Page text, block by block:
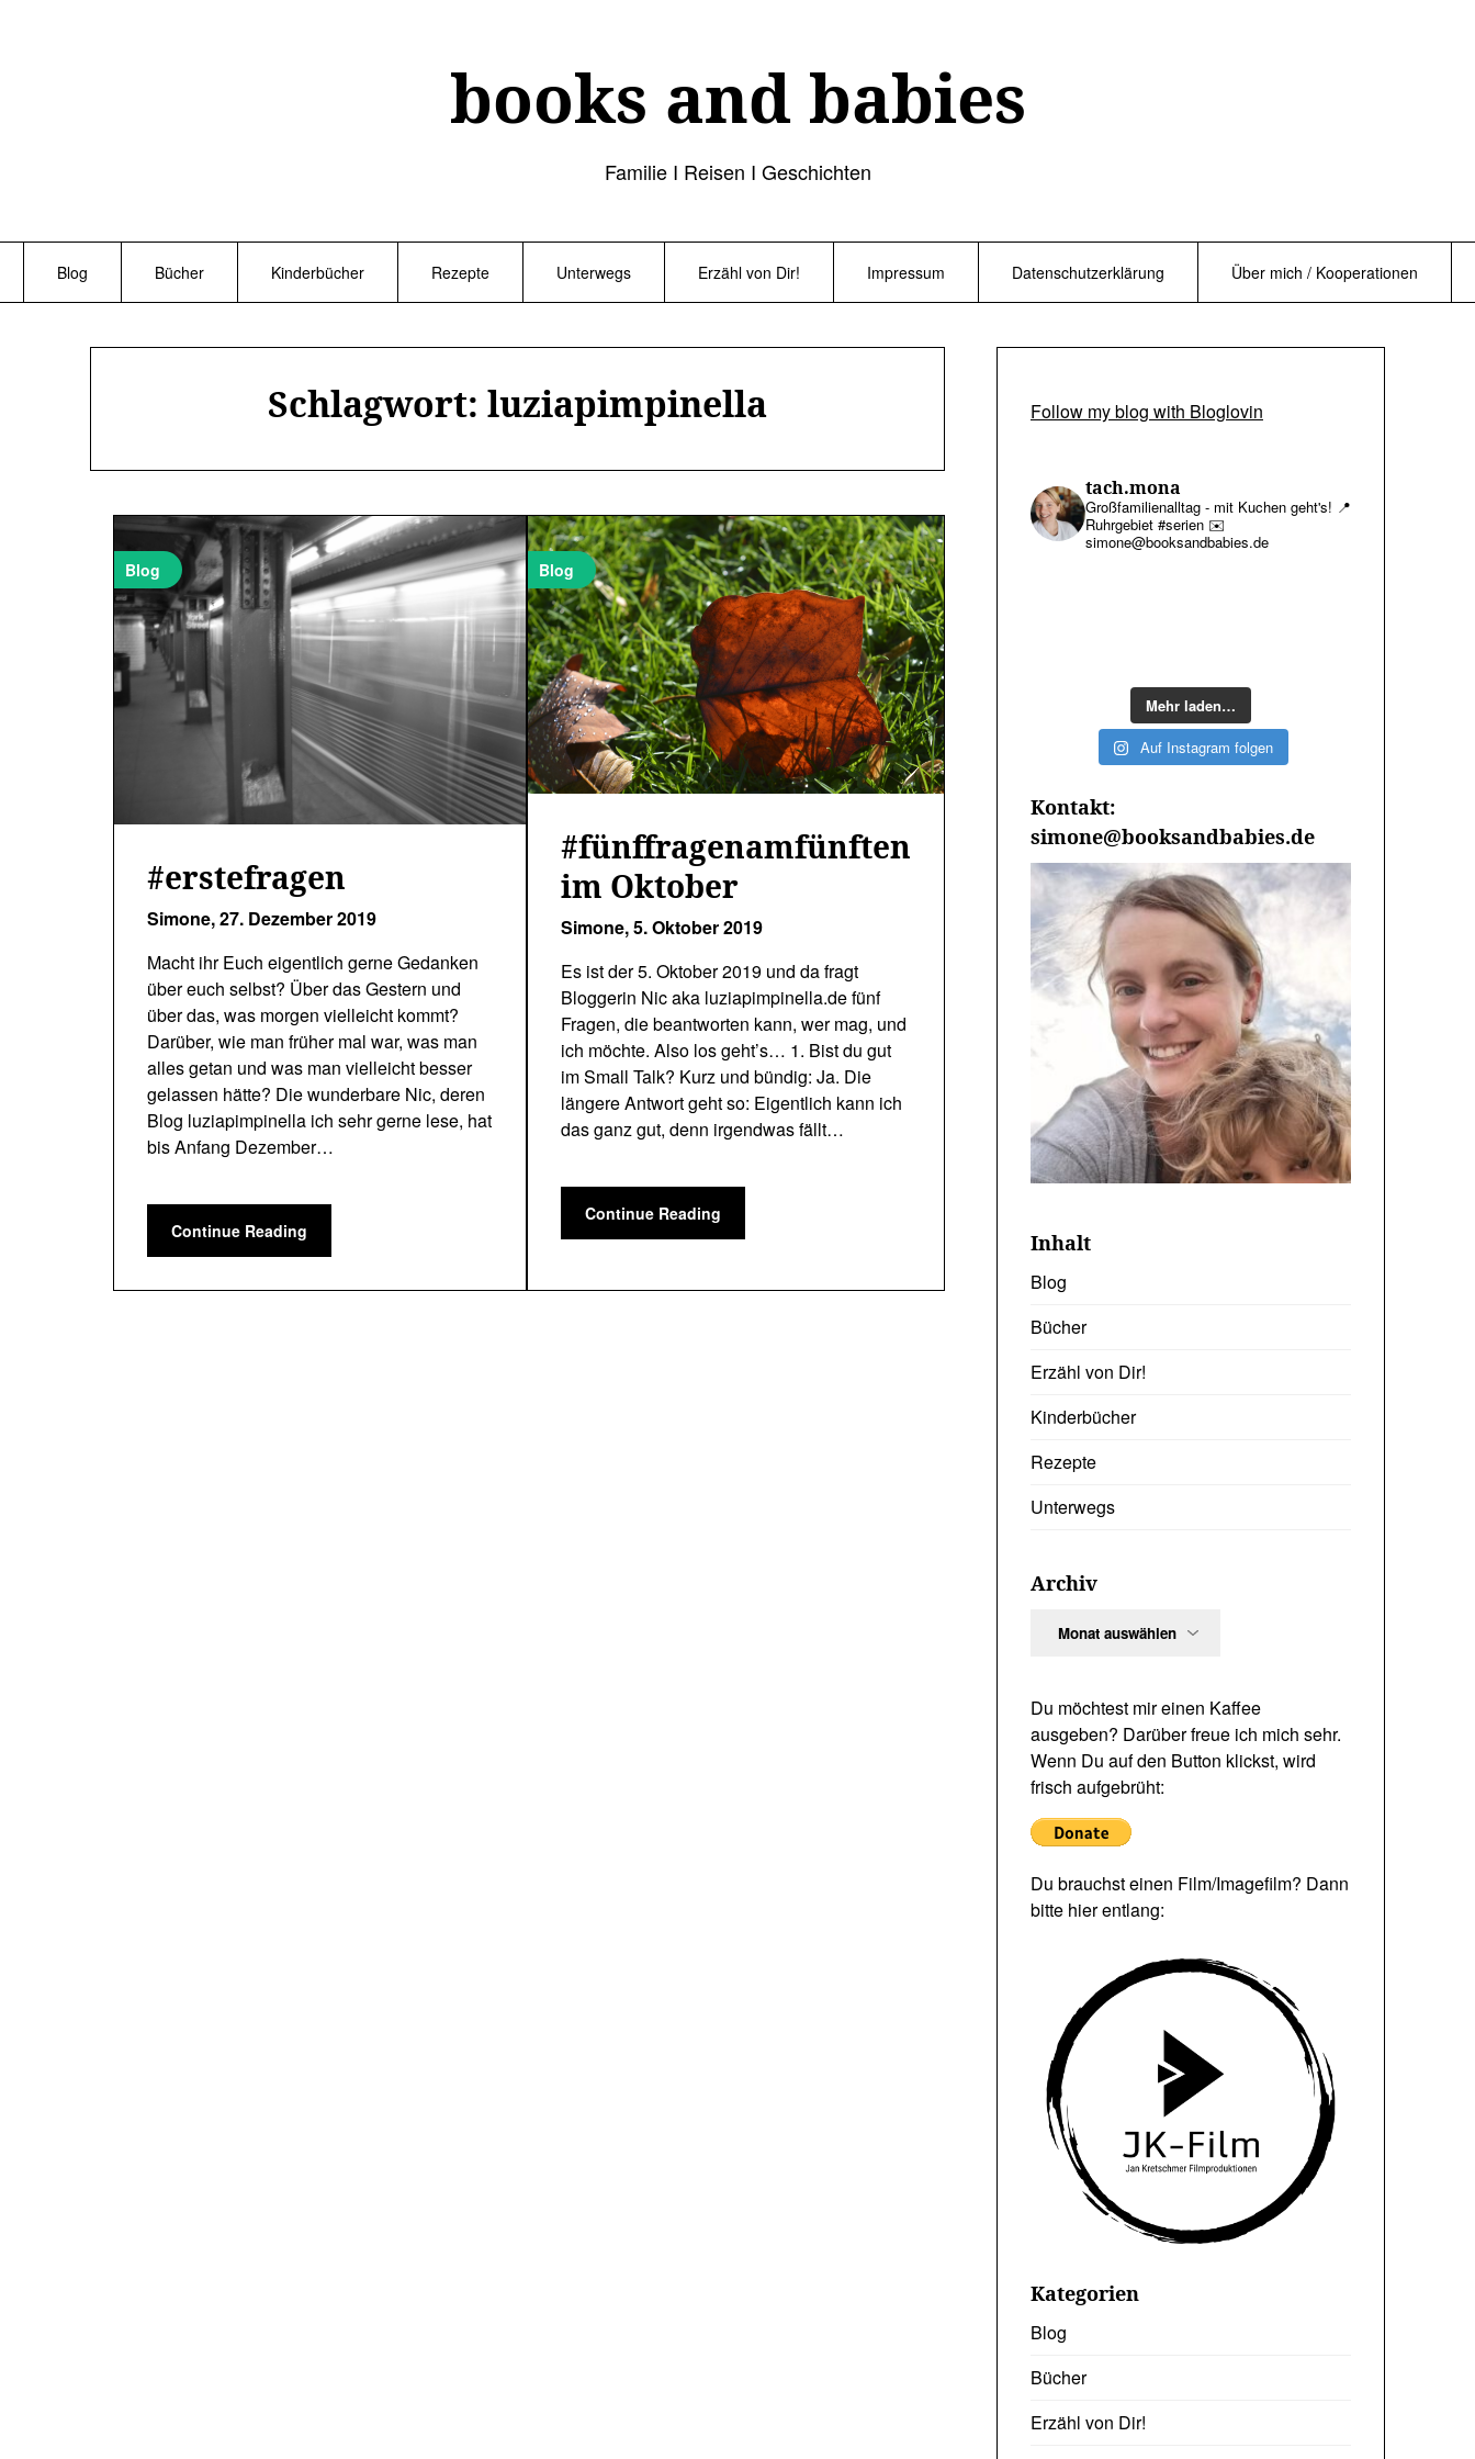
books and babies
Familie I Reisen I Geschichten
Blog Bücher Kinderbücher Rezepte Unterwegs Erzähl von Dir! Impressum Datenschutzerklärung Über mich / Kooperationen
Schlagwort: luziapimpinella
Blog
#erstefragen
Simone,27. Dezember 2019
Macht ihr Euch eigentlich gerne Gedanken
über euch selbst? Über das Gestern und
über das, was morgen vielleicht kommt?
Darüber, wie man früher mal war, was man
alles getan und was man vielleicht besser
gelassen hätte? Die wunderbare Nic, deren
Blog luziapimpinella ich sehr gerne lese, hat
bis Anfang Dezember…
Continue Reading
Blog
#fünffragenamfünften
im Oktober
Simone,5. Oktober 2019
Es ist der 5. Oktober 2019 und da fragt
Bloggerin Nic aka luziapimpinella.de fünf
Fragen, die beantworten kann, wer mag, und
ich möchte. Also los geht’s… 1. Bist du gut
im Small Talk? Kurz und bündig: Ja. Die
längere Antwort geht so: Eigentlich kann ich
das ganz gut, denn irgendwas fällt…
Continue Reading
Follow my blog with Bloglovin
tach.mona
Großfamilienalltag - mit Kuchen geht's! 📍
Ruhrgebiet #serien ✉️
simone@booksandbabies.de
Mehr laden…
Auf Instagram folgen
Kontakt:
simone@booksandbabies.de
Inhalt
Blog
Bücher
Erzähl von Dir!
Kinderbücher
Rezepte
Unterwegs
Archiv
Du möchtest mir einen Kaffee
ausgeben? Darüber freue ich mich sehr.
Wenn Du auf den Button klickst, wird
frisch aufgebrüht:
Du brauchst einen Film/Imagefilm? Dann
bitte hier entlang:
Kategorien
Blog
Bücher
Erzähl von Dir!